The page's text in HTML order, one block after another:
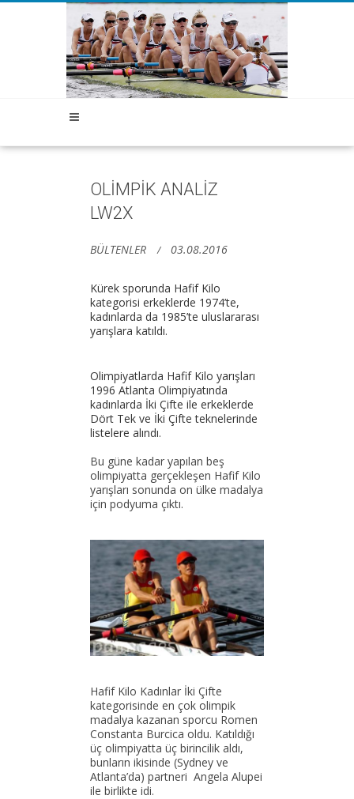
OLİMPİK ANALİZ
LW2X
BÜLTENLER 03.08.2016
Kürek sporunda Hafif Kilo
kategorisi erkeklerde 1974’te,
kadınlarda da 1985’te uluslararası
yarışlara katıldı.
Olimpiyatlarda Hafif Kilo yarışları
1996 Atlanta Olimpiyatında
kadınlarda İki Çifte ile erkeklerde
Dört Tek ve İki Çifte teknelerinde
listelere alındı.
Bu güne kadar yapılan beş
olimpiyatta gerçekleşen Hafif Kilo
yarışları sonunda on ülke madalya
için podyuma çıktı.
Hafif Kilo Kadınlar İki Çifte
kategorisinde en çok olimpik
madalya kazanan sporcu Romen
Constanta Burcica oldu. Katıldığı
üç olimpiyatta üç birincilik aldı,
bunların ikisinde (Sydney ve
Atlanta’da) partneri Angela Alupei
ile birlikte idi.